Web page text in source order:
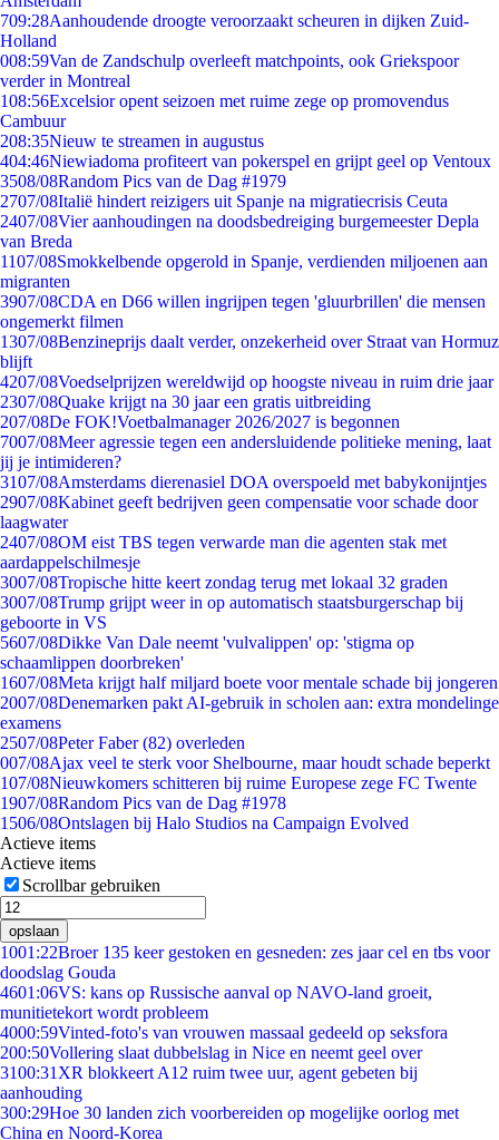
709:28Aanhoudende droogte veroorzaakt scheuren in dijken Zuid-
Holland
008:59Van de Zandschulp overleeft matchpoints, ook Griekspoor
verder in Montreal
108:56Excelsior opent seizoen met ruime zege op promovendus
Cambuur
208:35Nieuw te streamen in augustus
404:46Niewiadoma profiteert van pokerspel en grijpt geel op Ventoux
3508/08Random Pics van de Dag #1979
2707/08Italië hindert reizigers uit Spanje na migratiecrisis Ceuta
2407/08Vier aanhoudingen na doodsbedreiging burgemeester Depla
van Breda
1107/08Smokkelbende opgerold in Spanje, verdienden miljoenen aan
migranten
3907/08CDA en D66 willen ingrijpen tegen 'gluurbrillen' die mensen
ongemerkt filmen
1307/08Benzineprijs daalt verder, onzekerheid over Straat van Hormuz
blijft
4207/08Voedselprijzen wereldwijd op hoogste niveau in ruim drie jaar
2307/08Quake krijgt na 30 jaar een gratis uitbreiding
207/08De FOK!Voetbalmanager 2026/2027 is begonnen
7007/08Meer agressie tegen een andersluidende politieke mening, laat
jij je intimideren?
3107/08Amsterdams dierenasiel DOA overspoeld met babykonijntjes
2907/08Kabinet geeft bedrijven geen compensatie voor schade door
laagwater
2407/08OM eist TBS tegen verwarde man die agenten stak met
aardappelschilmesje
3007/08Tropische hitte keert zondag terug met lokaal 32 graden
3007/08Trump grijpt weer in op automatisch staatsburgerschap bij
geboorte in VS
5607/08Dikke Van Dale neemt 'vulvalippen' op: 'stigma op
schaamlippen doorbreken'
1607/08Meta krijgt half miljard boete voor mentale schade bij jongeren
2007/08Denemarken pakt AI-gebruik in scholen aan: extra mondelinge
examens
2507/08Peter Faber (82) overleden
007/08Ajax veel te sterk voor Shelbourne, maar houdt schade beperkt
107/08Nieuwkomers schitteren bij ruime Europese zege FC Twente
1907/08Random Pics van de Dag #1978
1506/08Ontslagen bij Halo Studios na Campaign Evolved
Actieve items
Actieve items
Scrollbar gebruiken
opslaan
1001:22Broer 135 keer gestoken en gesneden: zes jaar cel en tbs voor
doodslag Gouda
4601:06VS: kans op Russische aanval op NAVO-land groeit,
munitietekort wordt probleem
4000:59Vinted-foto's van vrouwen massaal gedeeld op seksfora
200:50Vollering slaat dubbelslag in Nice en neemt geel over
3100:31 XR blokkeert A12 ruim twee uur, agent gebeten bij
aanhouding
300:29Hoe 30 landen zich voorbereiden op mogelijke oorlog met
China en Noord-Korea